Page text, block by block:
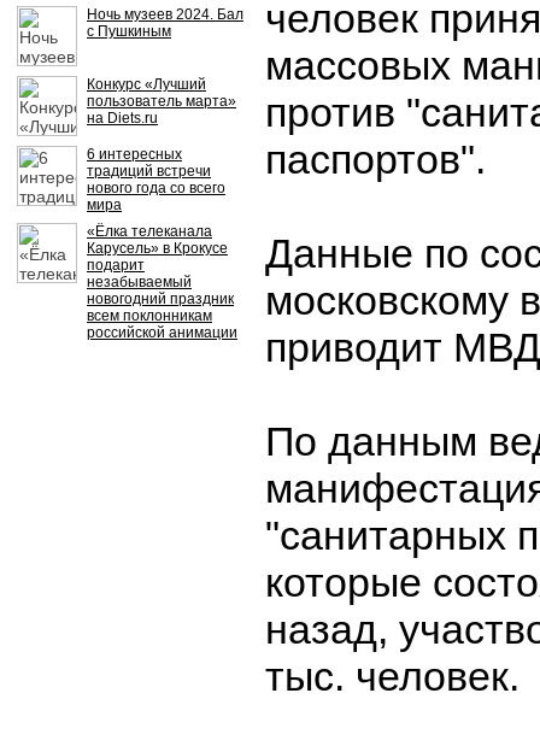
Ночь музеев 2024. Бал
с Пушкиным
Конкурс «Лучший
пользователь марта»
на Diets.ru
6 интересных
традиций встречи
нового года со всего
мира
«Ёлка телеканала
Карусель» в Крокусе
подарит
незабываемый
новогодний праздник
всем поклонникам
российской анимации
человек
массовых
против
паспортов".
Данные по
московскому
приводит
По данным
"санитарных
которые
назад,
тыс. человек.